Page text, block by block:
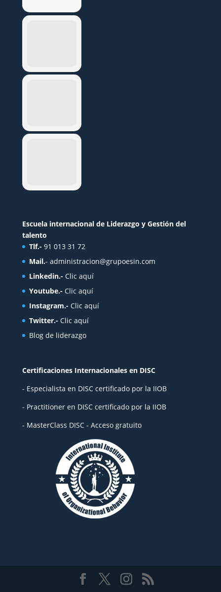
Escuela internacional de Liderazgo y Gestión del
talento
Tlf.- 91 013 31 72
Mail.- administracion@grupoesin.com
Linkedin.- Clic aquí
Youtube.- Clic aquí
Instagram.- Clic aquí
Twitter.- Clic aquí
Blog de liderazgo
Certificaciones Internacionales en DISC
- Especialista en DISC certificado por la IIOB
- Practitioner en DISC certificado por la IIOB
- MasterClass DISC - Acceso gratuito